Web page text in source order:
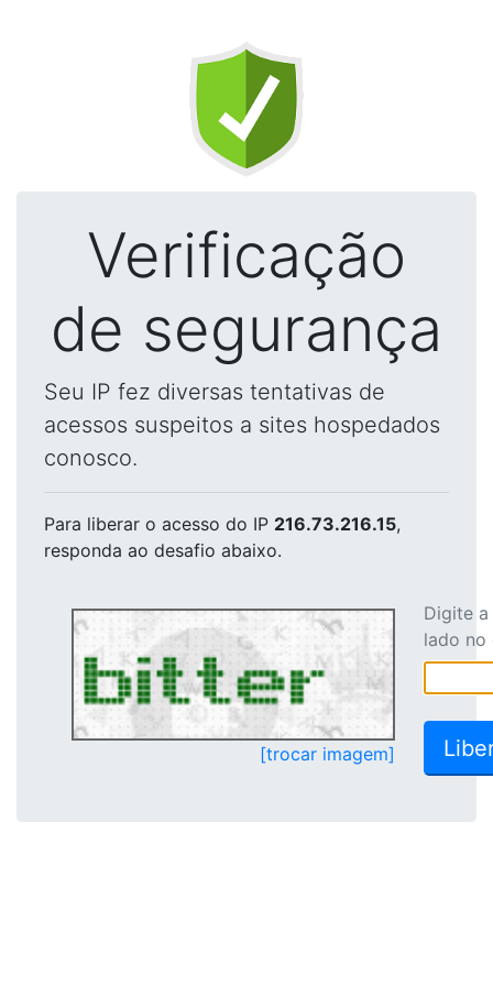
Verificação
de segurança
Seu IP fez diversas tentativas de
acessos suspeitos a sites hospedados
conosco.
Para liberar o acesso do IP 216.73.216.15,
responda ao desafio abaixo.
[trocar imagem]
Digite
lado no